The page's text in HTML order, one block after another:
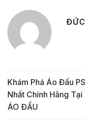
ĐỨC
Khám Phá Áo Đấu
Nhất Chính Hãng Tại
ÁO ĐẤU